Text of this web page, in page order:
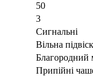
50
3
Сигнальні
Вільна
Благородний
Припійні